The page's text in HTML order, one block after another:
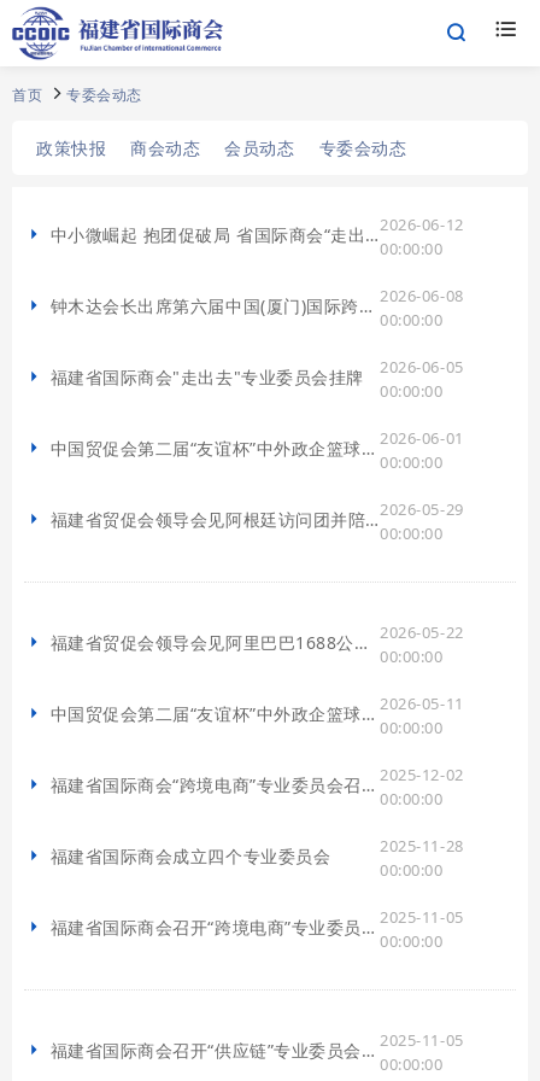
首页 专委会动态
政策快报 商会动态 会员动态 专委会动态
中小微崛起 抱团促破局 省国际商会“走出去”专委会首站公益沙龙完美开局
2026-06-12
00:00:00
钟木达会长出席第六届中国(厦门)国际跨境电商展览会开幕式并致辞
2026-06-08
00:00:00
福建省国际商会"走出去"专业委员会挂牌
2026-06-05
00:00:00
中国贸促会第二届“友谊杯”中外政企篮球邀请赛圆满落幕
2026-06-01
00:00:00
福建省贸促会领导会见阿根廷访问团并陪同考察
2026-05-29
00:00:00
福建省贸促会领导会见阿里巴巴1688公共事务总监徐国平一行
2026-05-22
00:00:00
中国贸促会第二届“友谊杯”中外政企篮球邀请赛福建分赛区暨福建省国际商会“交通银行杯”篮球邀请赛在榕开幕
2026-05-11
00:00:00
福建省国际商会“跨境电商”专业委员会召开2026年工作计划研讨会
2025-12-02
00:00:00
福建省国际商会成立四个专业委员会
2025-11-28
00:00:00
福建省国际商会召开“跨境电商”专业委员会筹备会议
2025-11-05
00:00:00
福建省国际商会召开“供应链”专业委员会筹备会议
2025-11-05
00:00:00